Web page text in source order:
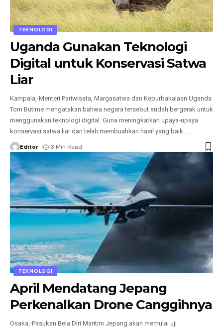
TEKNOLOGI
Uganda Gunakan Teknologi
Digital untuk Konservasi Satwa
Liar
Kampala,-Menteri Pariwisata, Margasatwa dan Kepurbakalaan Uganda
Tom Butime mengatakan bahwa negara tersebut sudah bergerak untuk
menggunakan teknologi digital. Guna meningkatkan upaya-upaya
konservasi satwa liar dan telah membuahkan hasil yang baik.
Editor 3 Min Read
TEKNOLOGI
April Mendatang Jepang
Perkenalkan Drone Canggihnya
Osaka,-Pasukan Bela Diri Maritim Jepang akan memulai uji